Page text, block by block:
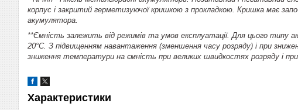
корпус і закритий герметизуючої кришкою з прокладкою. Кришка має
акумулятора.
**Ємність залежить від режимів та умов експлуатації. Для цього типу
20°C. З підвищенням навантаження (зменшення часу розряду) і при
зниження температури на ємність при великих швидкостях розряду і
Характеристики